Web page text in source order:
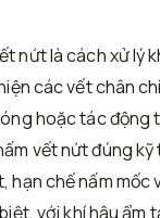
nứt là cách xử lý
các vết chân
hoặc tác động
vết nứt đúng
hạn chế nấm mốc
với khí hậu ẩm